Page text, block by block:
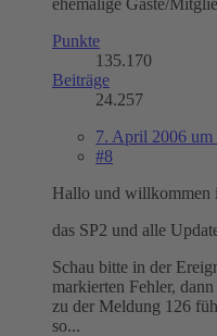
Punkte
135.170
Beiträge
24.257
7. April 2006 um
#8
Hallo und willkommen
das SP2 und alle
Schau bitte in der
markierten Fehler,
zu der Meldung 126
so...